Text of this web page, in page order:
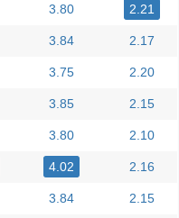
3.80 2.21
3.84 2.17
3.75 2.20
3.85 2.15
3.80 2.10
4.02 2.16
3.84 2.15